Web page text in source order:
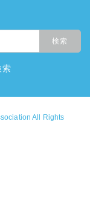
索
All Rights